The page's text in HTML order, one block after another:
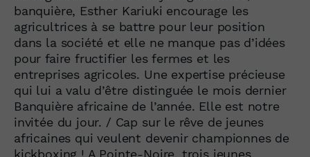
banquière, Esther Kariuki encourage les
agricultrices à se battre pour leur position
dans la société et elle ne manque pas d’idées
pour faire fructifier les fermes et les
entreprises agricoles. Une expertise précieuse
qui lui a valu d’être distinguée le mois dernier
Banquière africaine de l’année. Elle est notre
invitée du jour. / Cap sur le rêve de jeunes
africaines qui veulent devenir championnes de
kickboxing ! A Pointe-Noire, trois jeunes